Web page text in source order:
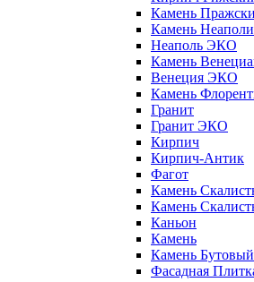
Камень
Камень
Неаполь ЭКО
Камень
Венеция ЭКО
Камень
Гранит
Гранит ЭКО
Кирпич
Кирпич-Антик
Фагот
Камень
Камень
Каньон
Камень
Камень Бутовый
Фасадная